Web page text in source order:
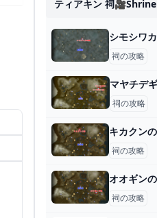
ティアキン 祠🎥shrine
祠の攻略
祠の攻略
祠の攻略
祠の攻略